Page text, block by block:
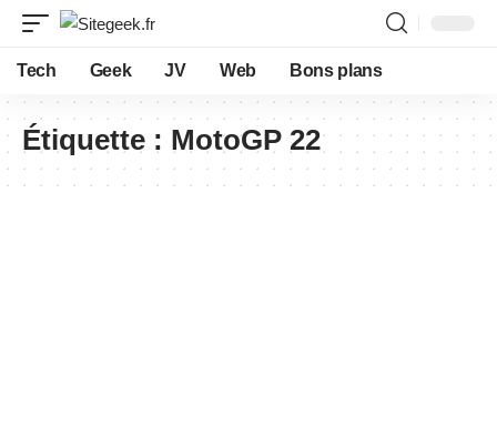
Tech Geek JV Web Bons plans
Étiquette : MotoGP 22